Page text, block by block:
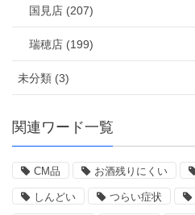
国見店 (207)
瑞穂店 (199)
未分類 (3)
関連ワード一覧
CM品 お酒残りにくい
しんどい つらい症状